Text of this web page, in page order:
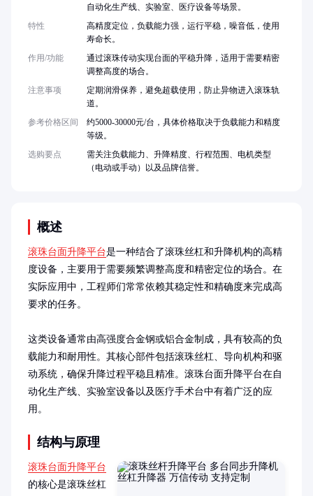
概述
滚珠台面升降平台是一种结合了滚珠丝杠和升降机构的高精
度设备，主要用于需要频繁调整高度和精密定位的场合。在
实际应用中，工程师们常常依赖其稳定性和精确度来完成高
要求的任务。
这类设备通常由高强度合金钢或铝合金制成，具有较高的负
载能力和耐用性。其核心部件包括滚珠丝杠、导向机构和驱
动系统，确保升降过程平稳且精准。滚珠台面升降平台在自
动化生产线、实验室设备以及医疗手术台中有着广泛的应
用。
结构与原理
滚珠台面升降平台
的核心是滚珠丝杠
自动化生产线、实验室、医疗设备等场景。
特性
高精度定位，负载能力强，运行平稳，噪音低，使用
寿命长。
作用/功能
通过滚珠传动实现台面的平稳升降，适用于需要精密
调整高度的场合。
注意事项
定期润滑保养，避免超载使用，防止异物进入滚珠轨
道。
参考价格区间
约5000-30000元/台，具体价格取决于负载能力和精度
等级。
选购要点
需关注负载能力、升降精度、行程范围、电机类型
（电动或手动）以及品牌信誉。